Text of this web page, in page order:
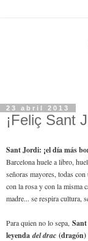
23 abril 2013
¡Feliç Sant
Sant Jordi: ¡el día más
Barcelona huele a libro,
señoras mayores, todas
con la rosa y con la misma
madre... se respira cultura,
Para quien no lo sepa,
leyendadel drac (dragón)